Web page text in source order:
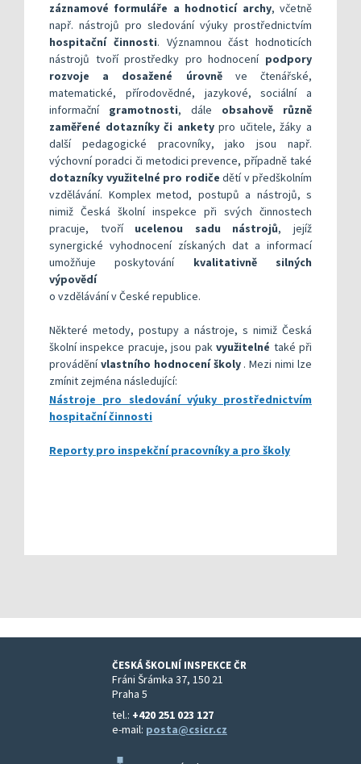
záznamové formuláře a hodnoticí archy, včetně
např. nástrojů pro sledování výuky prostřednictvím
hospitační činnosti. Významnou část hodnoticích
nástrojů tvoří prostředky pro hodnocení podpory
rozvoje a dosažené úrovněve čtenářské,
matematické, přírodovědné, jazykové, sociální a
informační gramotnosti, dále obsahově různě
zaměřené dotazníky či anketypro učitele, žáky a
další pedagogické pracovníky, jako jsou např.
výchovní poradci či metodici prevence, případně také
dotazníky využitelné pro rodiče dětí v předškolním
vzdělávání. Komplex metod, postupů a nástrojů, s
nimiž Česká školní inspekce při svých činnostech
pracuje, tvoří ucelenou sadu nástrojů,jejíž
synergické vyhodnocení získaných dat a informací
umožňuje poskytováníkvalitativně silných
výpovědí
o vzdělávání v České republice.
Některé metody, postupy a nástroje, s nimiž Česká
školní inspekce pracuje, jsou pakvyužitelné také při
prováděnívlastního hodnocení školy . Mezi nimi lze
zmínit zejména následující:
Nástroje pro sledování výuky prostřednictvím
hospitační činnosti
Reporty pro inspekční pracovníky a pro školy
ČESKÁ ŠKOLNÍ INSPEKCE ČR
Fráni Šrámka 37, 150 21
Praha 5
tel.: +420 251 023 127
e-mail: posta@csicr.cz